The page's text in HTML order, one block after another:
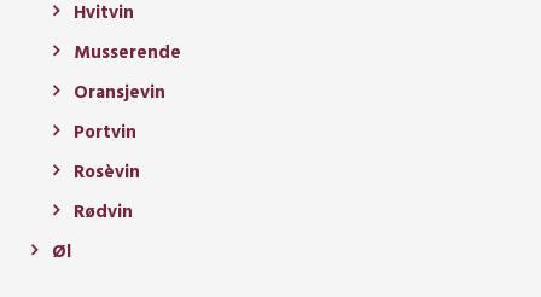
Hvitvin
Musserende
Oransjevin
Portvin
Rosèvin
Rødvin
Øl